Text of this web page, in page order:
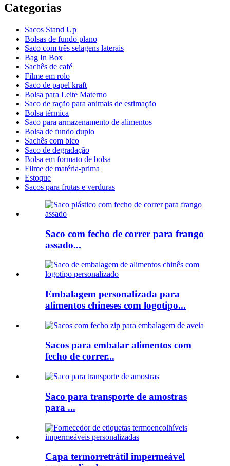
Categorias
Sacos Stand Up
Bolsas de fundo plano
Saco com três selagens laterais
Bag In Box
Sachês de café
Filme em rolo
Saco de papel kraft
Bolsa para Leite Materno
Saco de ração para animais de estimação
Bolsa térmica
Saco para armazenamento de alimentos
Bolsa de fundo duplo
Sachês com bico
Saco de degradação
Bolsa em formato de bolsa
Filme de matéria-prima
Estoque
Sacos para frutas e verduras
Saco com fecho de correr para frango
assado...
Embalagem personalizada para
alimentos chineses com logotipo...
Sacos para embalar alimentos com
fecho de correr...
Saco para transporte de amostras
para ...
Capa termorretrátil impermeável